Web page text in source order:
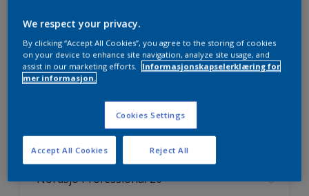
Lett å påføre og fordele
Jevnere og finere finish, også i
mørke farger
Sammenligne
Nordsjö Professional 20
We respect your privacy.
By clicking “Accept All Cookies”, you agree to the storing of cookies
on your device to enhance site navigation, analyze site usage, and
assist in our marketing efforts.
Informasjonskapselerklæring for
mer informasjon.
Cookies Settings
Reject All
Accept All Cookies